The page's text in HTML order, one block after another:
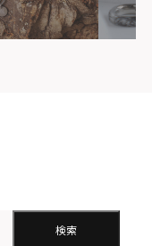
検索